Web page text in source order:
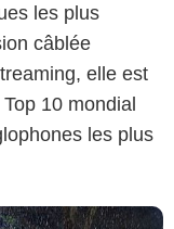
les plus
câblée
elle est
10 mondial
les plus